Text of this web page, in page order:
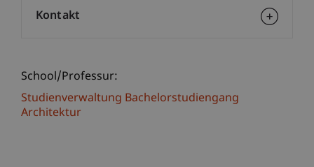
School/Professur:
Studienverwaltung Bachelorstudiengang
Architektur
Kontakt